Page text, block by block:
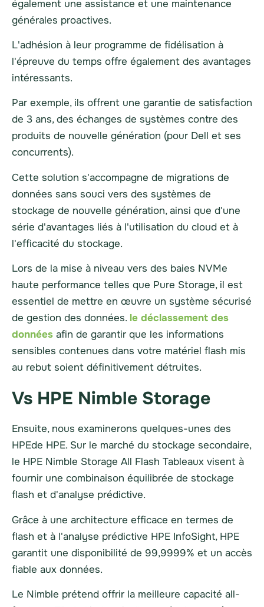
également une assistance et une maintenance
générales proactives.
L'adhésion à leur programme de fidélisation à
l'épreuve du temps offre également des avantages
intéressants.
Par exemple, ils offrent une garantie de satisfaction
de 3 ans, des échanges de systèmes contre des
produits de nouvelle génération (pour Dell et ses
concurrents).
Cette solution s'accompagne de migrations de
données sans souci vers des systèmes de
stockage de nouvelle génération, ainsi que d'une
série d'avantages liés à l'utilisation du cloud et à
l'efficacité du stockage.
Lors de la mise à niveau vers des baies NVMe
haute performance telles que Pure Storage, il est
essentiel de mettre en œuvre un système sécurisé
de gestion des données. le déclassement des
données afin de garantir que les informations
sensibles contenues dans votre matériel flash mis
au rebut soient définitivement détruites.
Vs HPE Nimble Storage
Ensuite, nous examinerons quelques-unes des
HPEde HPE. Sur le marché du stockage secondaire,
le HPE Nimble Storage All Flash Tableaux visent à
fournir une combinaison équilibrée de stockage
flash et d'analyse prédictive.
Grâce à une architecture efficace en termes de
flash et à l'analyse prédictive HPE InfoSight, HPE
garantit une disponibilité de 99,9999% et un accès
fiable aux données.
Le Nimble prétend offrir la meilleure capacité all-